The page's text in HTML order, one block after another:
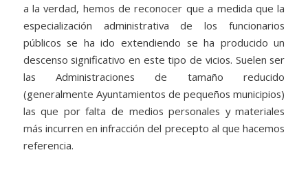
a la verdad, hemos de reconocer que a medida que la
especialización administrativa de los funcionarios
públicos se ha ido extendiendo se ha producido un
descenso significativo en este tipo de vicios. Suelen ser
las Administraciones de tamaño reducido
(generalmente Ayuntamientos de pequeños municipios)
las que por falta de medios personales y materiales
más incurren en infracción del precepto al que hacemos
referencia.